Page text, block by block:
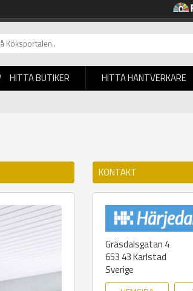
HITTA BUTIKER HITTA HANTVERKARE
KONTAKT
Gräsdalsgatan 4
653 43Karlstad
Sverige